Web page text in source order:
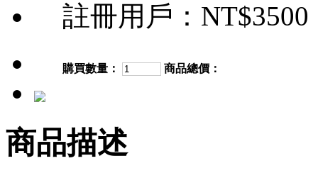
註冊用戶： NT$3500
購買數量： 商品總價：
商品描述